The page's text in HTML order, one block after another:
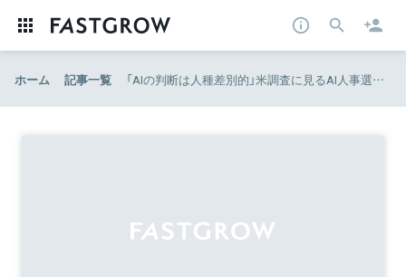
ホーム 記事一覧 「AIの判断は人種差別的」米調査に見るAI人事選考の危険性 | ニューロビジネス思考で炙り出せ！勝てない組織に根付く「黒い心理学」 渡部幹 | ダイヤモンド・オンライン